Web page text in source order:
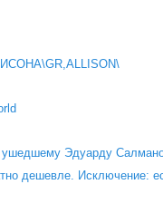
ушедшему Эдуарду
дешевле. Исключение: